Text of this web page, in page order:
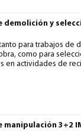
demolición y
para trabajos de
como para
en actividades de
manipulación 3+2